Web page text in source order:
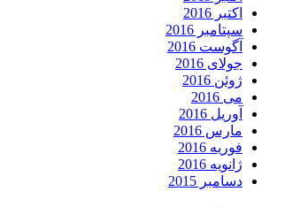
اکتبر 2016
سپتامبر 2016
آگوست 2016
جولای 2016
ژوئن 2016
می 2016
آوریل 2016
مارس 2016
فوریه 2016
ژانویه 2016
دسامبر 2015